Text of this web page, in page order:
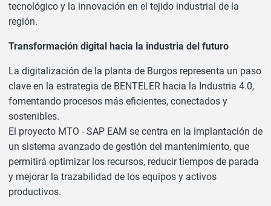
tecnológico y la innovación en el tejido industrial de la
región.
Transformación digital hacia la industria del futuro
La digitalización de la planta de Burgos representa un paso
clave en la estrategia de BENTELER hacia la Industria 4.0,
fomentando procesos más eficientes, conectados y
sostenibles.
El proyecto MTO - SAP EAM se centra en la implantación de
un sistema avanzado de gestión del mantenimiento, que
permitirá optimizar los recursos, reducir tiempos de parada
y mejorar la trazabilidad de los equipos y activos
productivos.